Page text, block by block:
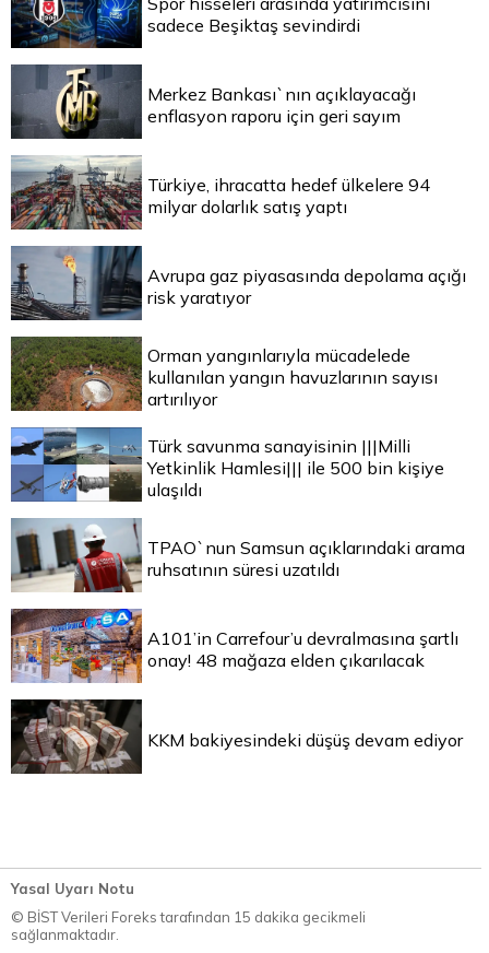
sadece Beşiktaş sevindirdi
Merkez Bankası`nın açıklayacağı
enflasyon raporu için geri sayım
Türkiye, ihracatta hedef ülkelere 94
milyar dolarlık satış yaptı
Avrupa gaz piyasasında depolama açığı
risk yaratıyor
Orman yangınlarıyla mücadelede
kullanılan yangın havuzlarının sayısı
artırılıyor
Türk savunma sanayisinin |||Milli
Yetkinlik Hamlesi||| ile 500 bin kişiye
ulaşıldı
TPAO`nun Samsun açıklarındaki arama
ruhsatının süresi uzatıldı
A101’in Carrefour’u devralmasına şartlı
onay! 48 mağaza elden çıkarılacak
KKM bakiyesindeki düşüş devam ediyor
Yasal Uyarı Notu
© BİST Verileri Foreks tarafından 15 dakika gecikmeli
sağlanmaktadır.